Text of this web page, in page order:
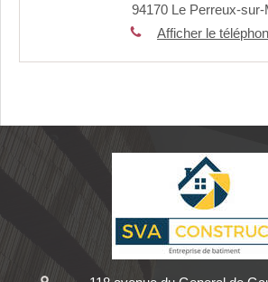
94170 Le Perreux-sur-
Afficher le